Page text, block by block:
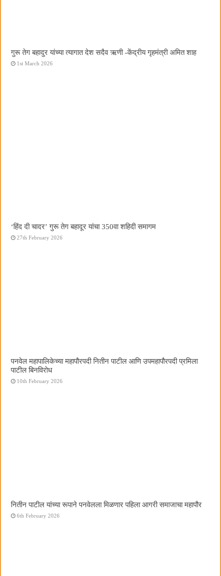
गुरू तेग बहादुर यांच्या त्यागात देश सदैव ऋणी -केंद्रीय गृहमंत्री अमित शाह
1st March 2026
‘हिंद दी चादर’ गुरू तेग बहादूर यांचा 350वा शहिदी समागम
27th February 2026
पनवेल महापालिकेच्या महापौरपदी नितीन पाटील आणि उपमहापौरपदी प्रमिला
पाटील बिनविरोध
10th February 2026
नितीन पाटील यांच्या रूपाने पनवेलला मिळणार पहिला आगरी समाजाचा महापौर
6th February 2026